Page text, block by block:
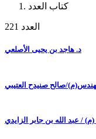
كتاب العدد
العدد 221
د. هاجد بن يحيى الأصلعي
صالح صنيدح العتيبي
(م) / عبد الله بن جابر الزايدي